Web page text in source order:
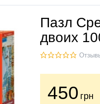
Пазл
двоих
450 грн